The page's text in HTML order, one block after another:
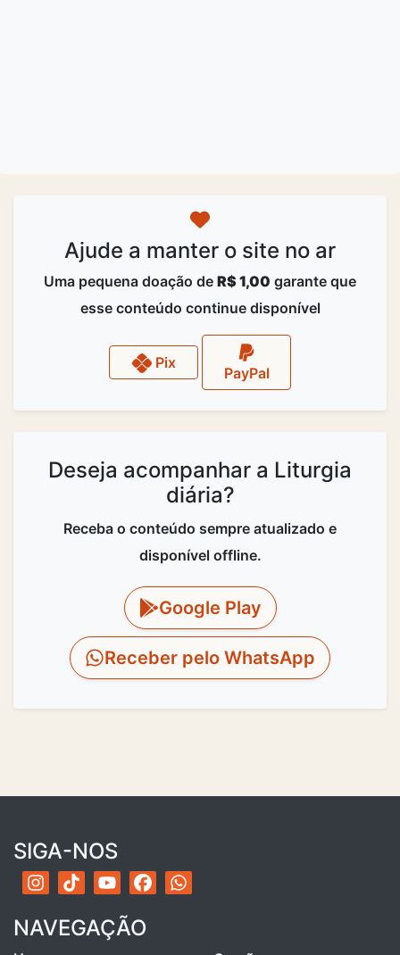
Ajude a manter o site no ar
Uma pequena doação de R$ 1,00 garante que
esse conteúdo continue disponível
Pix
PayPal
Deseja acompanhar a Liturgia
diária?
Receba o conteúdo sempre atualizado e
disponível offline.
Google Play
Receber pelo WhatsApp
SIGA-NOS
NAVEGAÇÃO